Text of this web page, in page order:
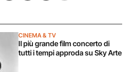
CINEMA & TV
Il più grande film concerto di
tutti i tempi approda su Sky Arte